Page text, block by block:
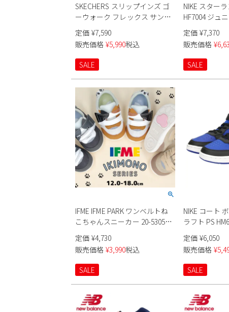
SKECHERS スリップインズ ゴ
ーウォーク フレックス サンダ
ル 303028L キッズ
定価 ¥7,590
販売価格 ¥5,990税込
SALE
NIKE スター
HF7004 ジュ
定価 ¥7,370
販売価格 ¥
SALE
IFME IFME PARK ワンベルトね
こちゃんスニーカー 20-5305
20-6321 ベビー キッズ
定価 ¥4,730
販売価格 ¥3,990税込
SALE
NIKE コート
ラフト PS
定価 ¥6,050
販売価格 ¥
SALE